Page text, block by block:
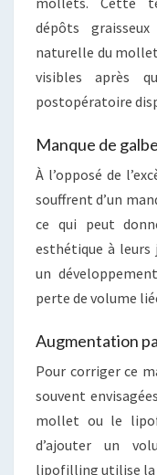
dépôts
naturelle du
visibles après
postopératoire
Manque de
À l’opposé de
souffrent d’un
ce qui peut
esthétique à leurs
un
perte de volume
Augmentation
Pour corriger ce
souvent
mollet ou le
d’ajouter un
lipofilling utilise la